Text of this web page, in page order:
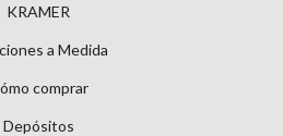
KRAMER
a Medida
comprar
Depósitos